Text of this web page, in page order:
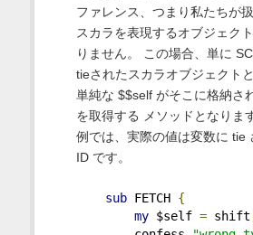
ファレンス、つまり私たちが
スカラを表現するオブジェク
りません。 この場合、単に
tieされたスカラオブジェクト
単純な $$self がそこに格納さ
を取得する メソッドとなりま
例では、実際の値は変数に tie
ID です。
sub FETCH {
my $self = shift